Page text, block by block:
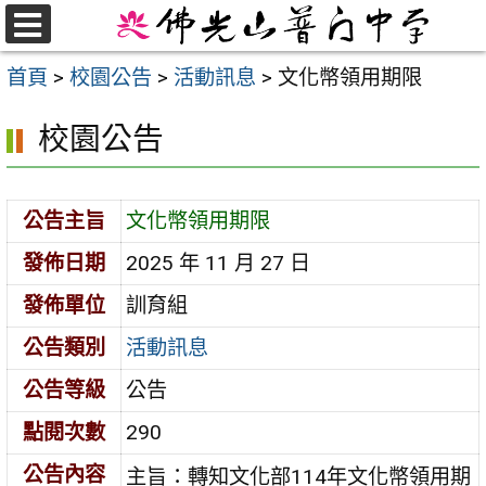
跳
至
主首頁 > 校園公告 > 活動訊息 > 文化幣領用期限
校園公告
公告主旨
文化幣領用期限
發佈日期
2025 年 11 月 27 日
發佈單位
訓育組
公告類別
活動訊息
公告等級
公告
點閱次數
290
公告內容
主旨：轉知文化部114年文化幣領用期
選
單